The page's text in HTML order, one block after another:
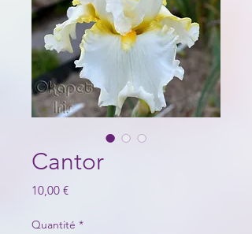
Cantor
10,00 €Prix
Quantité *